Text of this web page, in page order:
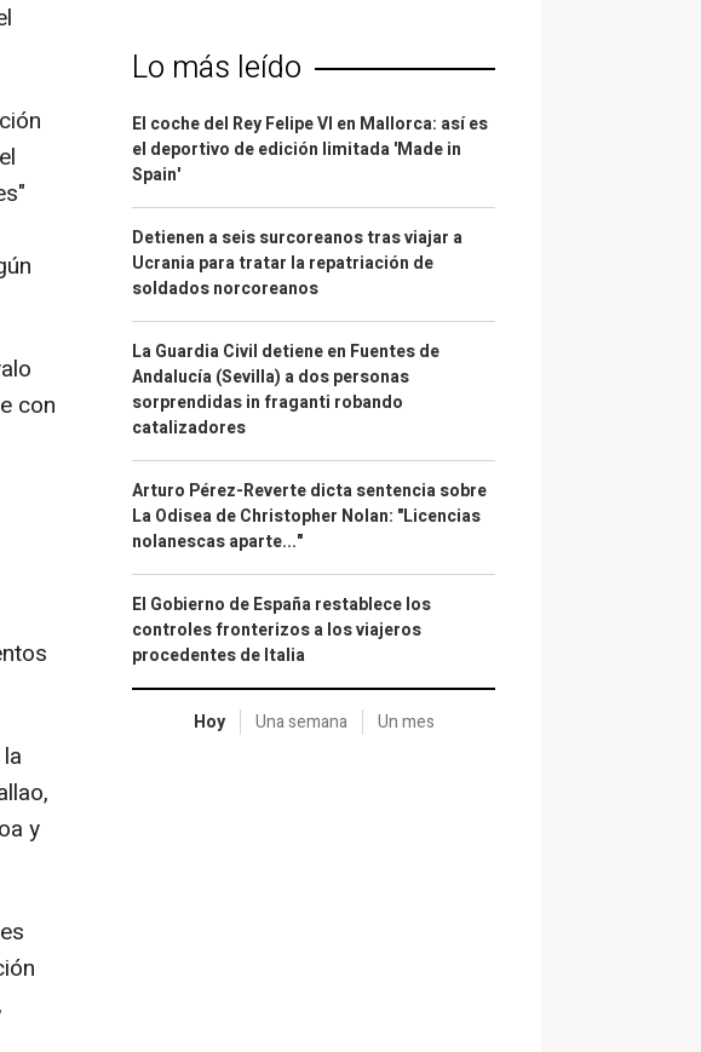
con
y
Lo más leído
El coche del Rey Felipe VI en Mallorca: así es
el deportivo de edición limitada 'Made in
Spain'
Detienen a seis surcoreanos tras viajar a
Ucrania para tratar la repatriación de
soldados norcoreanos
La Guardia Civil detiene en Fuentes de
Andalucía (Sevilla) a dos personas
sorprendidas in fraganti robando
catalizadores
Arturo Pérez-Reverte dicta sentencia sobre
La Odisea de Christopher Nolan: "Licencias
nolanescas aparte..."
El Gobierno de España restablece los
controles fronterizos a los viajeros
procedentes de Italia
Hoy Una semana Un mes